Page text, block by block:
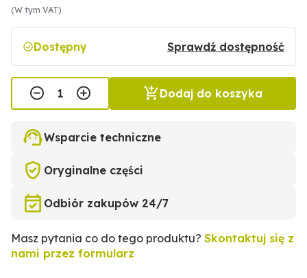
(W tym VAT)
Dostępny Sprawdź dostępność
Dodaj do koszyka
Wsparcie techniczne
Oryginalne części
Odbiór zakupów 24/7
Masz pytania co do tego produktu? Skontaktuj się z
nami przez formularz